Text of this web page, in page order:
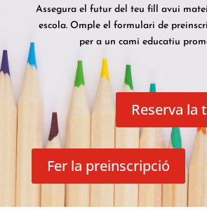
Assegura el futur del teu fill avui
escola. Omple el formulari de
per a un camí educatiu
Reserva la
Fer la preinscripció